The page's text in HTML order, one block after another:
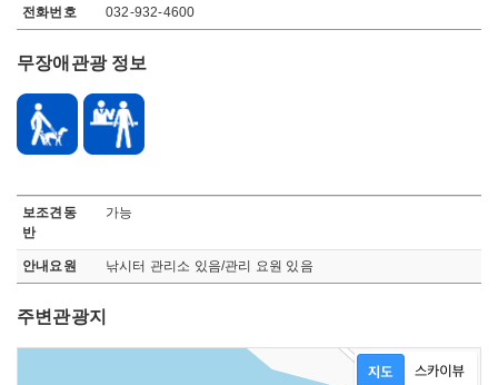
전화번호 032-932-4600
무장애관광 정보
보조견동
반
가능
안내요원 낚시터 관리소 있음/관리 요원 있음
주변관광지